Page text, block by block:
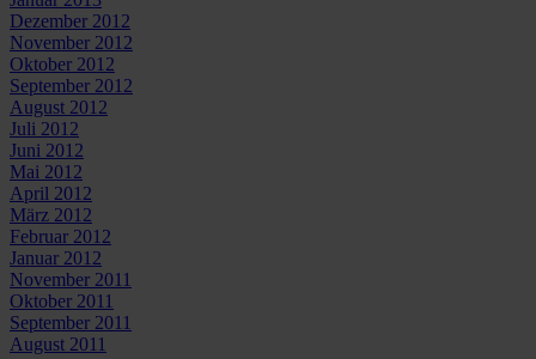
Dezember 2012
November 2012
Oktober 2012
September 2012
August 2012
Juli 2012
Juni 2012
Mai 2012
April 2012
März 2012
Februar 2012
Januar 2012
November 2011
Oktober 2011
September 2011
August 2011